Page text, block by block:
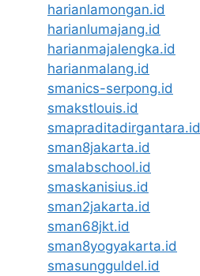
harianlamongan.id
harianlumajang.id
harianmajalengka.id
harianmalang.id
smanics-serpong.id
smakstlouis.id
smapraditadirgantara.id
sman8jakarta.id
smalabschool.id
smaskanisius.id
sman2jakarta.id
sman68jkt.id
sman8yogyakarta.id
smasungguldel.id